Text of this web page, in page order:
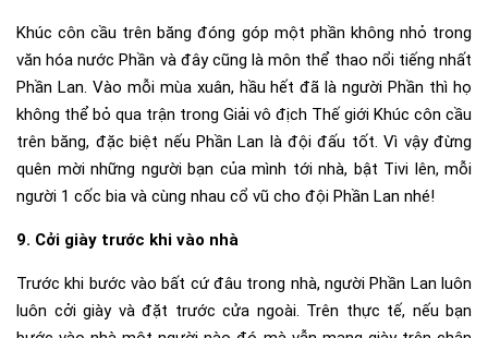
Khúc côn cầu trên băng đóng góp một phần không nhỏ trong
văn hóa nước Phần và đây cũng là môn thể thao nổi tiếng nhất
Phần Lan. Vào mỗi mùa xuân, hầu hết đã là người Phần thì họ
không thể bỏ qua trận trong Giải vô địch Thế giới Khúc côn cầu
trên băng, đặc biệt nếu Phần Lan là đội đấu tốt. Vì vậy đừng
quên mời những người bạn của mình tới nhà, bật Tivi lên, mỗi
người 1 cốc bia và cùng nhau cổ vũ cho đội Phần Lan nhé!
9. Cởi giày trước khi vào nhà
Trước khi bước vào bất cứ đâu trong nhà, người Phần Lan luôn
luôn cởi giày và đặt trước cửa ngoài. Trên thực tế, nếu bạn